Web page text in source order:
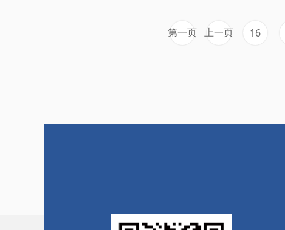
第一页 上一页 16